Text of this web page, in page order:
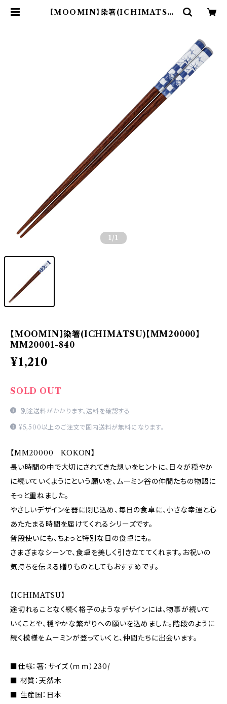
【MOOMIN】染箸(ICHIMATSU)
1 /1
【MOOMIN】染箸(ICHIMATSU)【MM20000】
MM20001-840
¥1,210
SOLD OUT
別途送料がかかります。送料を確認する
¥5,500以上のご注文で国内送料が無料になります。
【MM20000 KOKON】
長い時間の中で大切にされてきた想いをヒントに、日々が穏やか
に続いていくようにという願いを、ムーミン谷の仲間たちの物語に
そっと重ねました。
やさしいデザインを器に閉じ込め、毎日の食卓に、小さな幸運と心
あたたまる時間を届けてくれるシリーズです。
普段使いにも、ちょっと特別な日の食卓にも。
さまざまなシーンで、食卓を美しく引き立ててくれます。お祝いの
気持ちを伝える贈りものとしてもおすすめです。
【ICHIMATSU】
途切れることなく続く格子のようなデザインには、物事が続いて
いくことや、穏やかな繁がりへの願いを込めました。階段のように
続く模様をムーミンが登っていくと、仲間たちに出会います。
■仕様：箸：サイズ（ｍｍ）230/
■ 材質：天然木
■ 生産国：日本